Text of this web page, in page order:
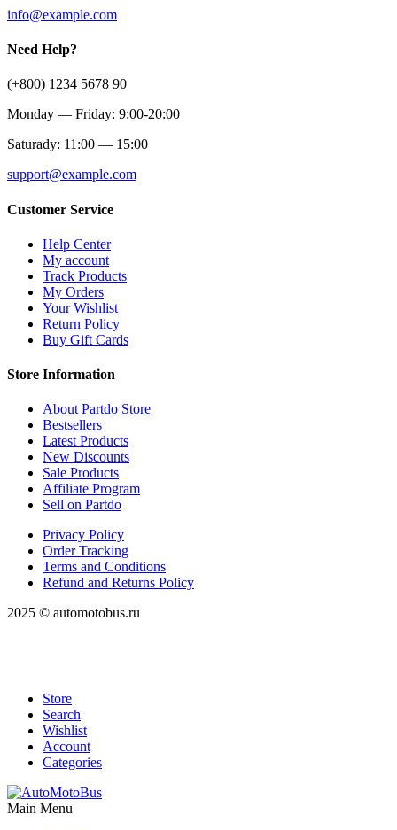
info@example.com
Need Help?
(+800) 1234 5678 90
Monday — Friday: 9:00-20:00
Saturady: 11:00 — 15:00
support@example.com
Customer Service
Help Center
My account
Track Products
My Orders
Your Wishlist
Return Policy
Buy Gift Cards
Store Information
About Partdo Store
Bestsellers
Latest Products
New Discounts
Sale Products
Affiliate Program
Sell on Partdo
Privacy Policy
Order Tracking
Terms and Conditions
Refund and Returns Policy
2025 © automotobus.ru
Store
Search
Wishlist
Account
Categories
Main Menu